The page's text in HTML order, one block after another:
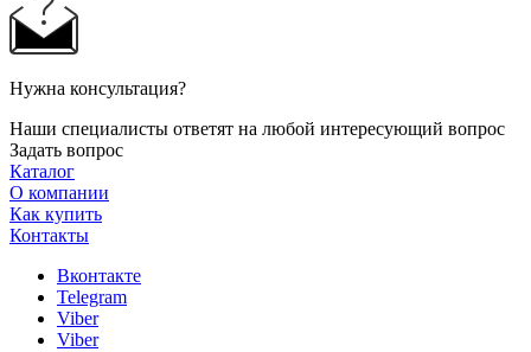
Нужна консультация?
Наши специалисты ответят на любой интересующий вопрос
Задать вопрос
Каталог
О компании
Как купить
Контакты
Вконтакте
Telegram
Viber
Viber